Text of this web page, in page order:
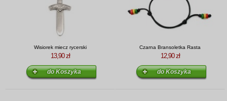
Wisiorek miecz rycerski
13,90 zł
Czarna Bransoletka Rasta
12,90 zł